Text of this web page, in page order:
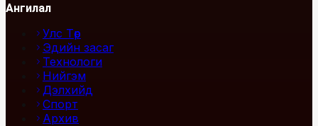
Ангилал
Улс Төр
Эдийн засаг
Технологи
Нийгэм
Дэлхийд
Спорт
Архив